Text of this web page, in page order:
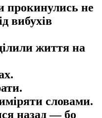
прокинулись не
вибухів
життя на
словами.
назад — бо